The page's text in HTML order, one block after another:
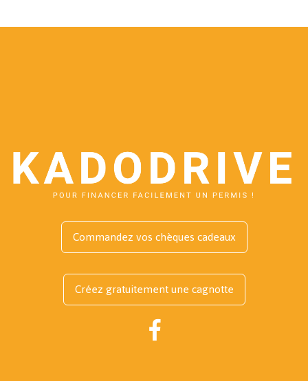
Commandez vos chèques cadeaux
Créez gratuitement une cagnotte